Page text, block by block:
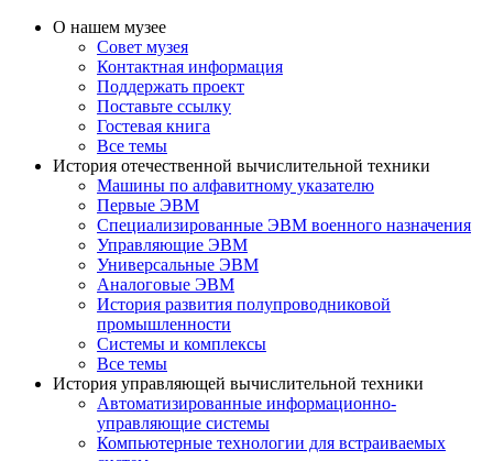
О нашем музее
Совет музея
Контактная информация
Поддержать проект
Поставьте ссылку
Гостевая книга
Все темы
История отечественной вычислительной техники
Машины по алфавитному указателю
Первые ЭВМ
Специализированные ЭВМ военного назначения
Управляющие ЭВМ
Универсальные ЭВМ
Аналоговые ЭВМ
История развития полупроводниковой
промышленности
Системы и комплексы
Все темы
История управляющей вычислительной техники
Автоматизированные информационно-
управляющие системы
Компьютерные технологии для встраиваемых